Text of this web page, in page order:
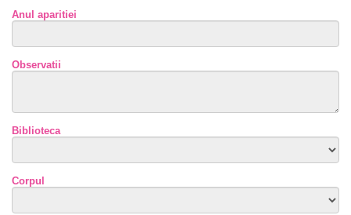
Anul aparitiei
Observatii
Biblioteca
Corpul